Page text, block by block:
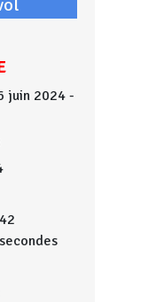
juin 2024 -
42
secondes